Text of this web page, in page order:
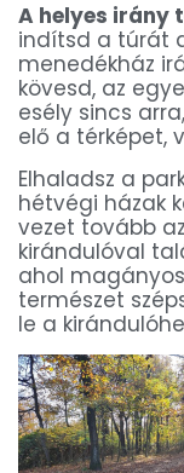
A helyes irány
indítsd a túrát
menedékház
kövesd, az
esély sincs
elő a térképet,
Elhaladsz a
hétvégi házak
vezet tovább
kirándulóval
ahol
természet
le a